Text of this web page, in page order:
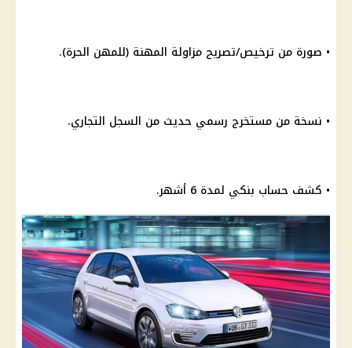
• صورة من ترخيص/تصريح مزاولة المهنة (للمهن الحرة).
• نسخة من مستخرج رسمي حديث من السجل التجاري.
• كشف حساب بنكي لمدة 6 أشهر.